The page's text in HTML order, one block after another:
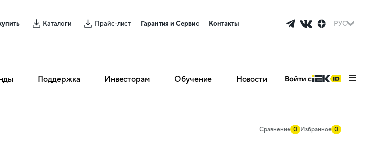
Каталоги Прайс-лист Гарантия и Сервис Контакты РУС
Поддержка Инвесторам Обучение Новости Войти с
Сравнение 0 Избранное 0